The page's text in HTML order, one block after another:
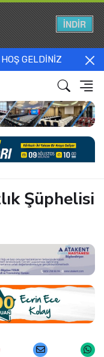
GELDİNİZ
Şüphelisi
İNDİR